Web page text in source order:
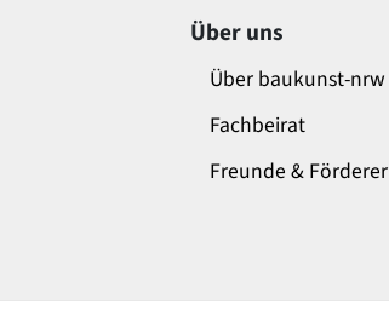
Über uns
Über baukunst-nrw
Fachbeirat
Freunde & Förderer